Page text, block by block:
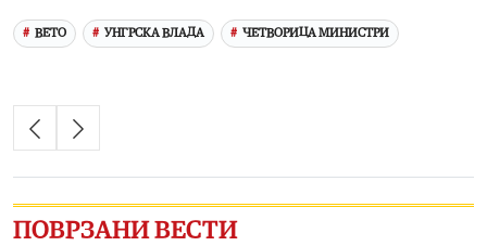
ВЕТО УНГРСКА ВЛАДА ЧЕТВОРИЦА МИНИСТРИ
ПОВРЗАНИ ВЕСТИ